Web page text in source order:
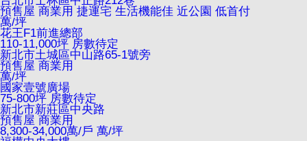
預售屋 商業用 捷運宅 生活機能佳 近公園 低首付
萬/坪
花王F1前進總部
110-11,000坪 房數待定
新北市土城區中山路65-1號旁
預售屋 商業用
萬/坪
國家壹號廣場
75-800坪 房數待定
新北市新莊區中央路
預售屋 商業用
8,300-34,000萬/戶 萬/坪